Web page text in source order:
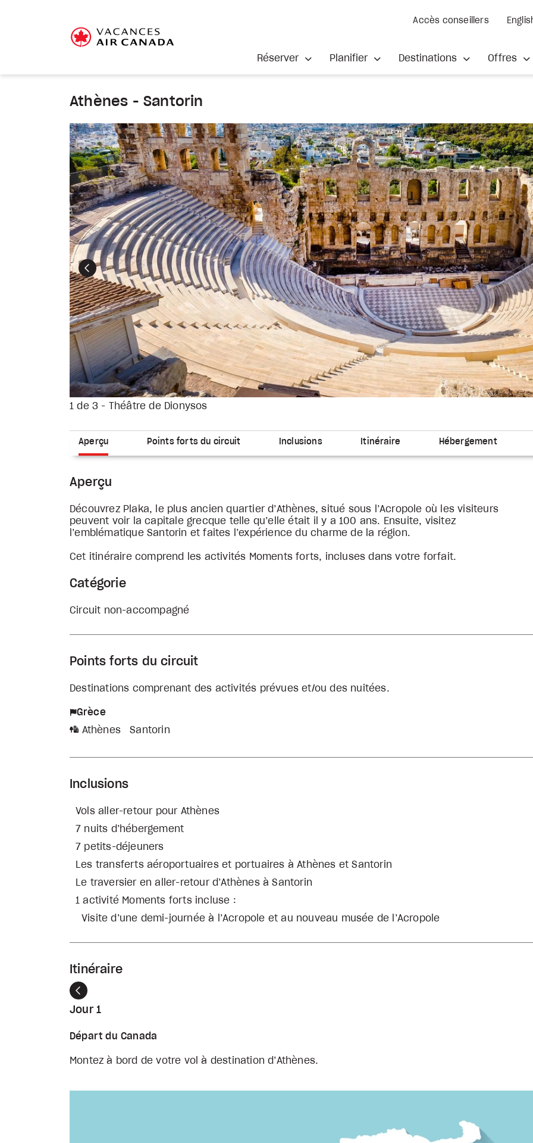
Accès conseillers
Réserver Planifier Destinations Offres
Athènes - Santorin
1 de 3 - Théâtre de Dionysos
Précédent
Aperçu Points forts du circuit Inclusions Itinéraire Hébergement
Aperçu
Découvrez Plaka, le plus ancien quartier d’Athènes, situé sous l’Acropole où les visiteurs
peuvent voir la capitale grecque telle qu’elle était il y a 100 ans. Ensuite, visitez
l’emblématique Santorin et faites l’expérience du charme de la région.
Cet itinéraire comprend les activités Moments forts, incluses dans votre forfait.
Catégorie
Circuit non-accompagné
Points forts du circuit
Destinations comprenant des activités prévues et/ou des nuitées.
Grèce
Athènes
Santorin
Inclusions
Vols aller-retour pour Athènes
7 nuits d’hébergement
7 petits-déjeuners
Les transferts aéroportuaires et portuaires à Athènes et Santorin
Le traversier en aller-retour d’Athènes à Santorin
1 activité Moments forts incluse :
Visite d’une demi-journée à l’Acropole et au nouveau musée de l’Acropole
Itinéraire
Précédent
Jour 1
Départ du Canada
Montez à bord de votre vol à destination d’Athènes.